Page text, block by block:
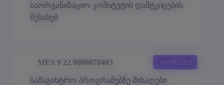
საორგანიზაციო კომიტეტის დამტკიცების
შესახებ
MES 9 22 0000878403
სამაგისტრო პროგრამებზე მისაღები
08/08/2022